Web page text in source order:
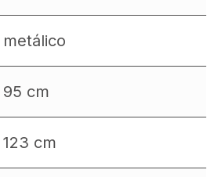
metálico
95 cm
123 cm